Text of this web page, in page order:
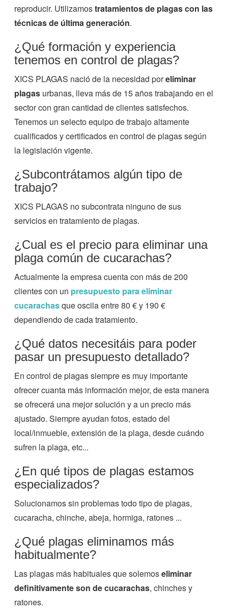
reproducir. Utilizamostratamientos de plagas con las
técnicas de última generación.
¿Qué formación y experiencia
tenemos en control de plagas?
XICS PLAGAS nació de la necesidad poreliminar
plagas urbanas, lleva más de 15 años trabajando en el
sector con gran cantidad de clientes satisfechos.
Tenemos un selecto equipo de trabajo altamente
cualificados y certificados en control de plagas según
la legislación vigente.
¿Subcontrátamos algún tipo de
trabajo?
XICS PLAGAS no subcontrata ninguno de sus
servicios en tratamiento de plagas.
¿Cual es el precio para eliminar una
plaga común de cucarachas?
Actualmente la empresa cuenta con más de 200
clientes con un presupuesto para eliminar
cucarachasque oscila entre 80 € y 190 €
dependiendo de cada tratamiento.
¿Qué datos necesitáis para poder
pasar un presupuesto detallado?
En control de plagas siempre es muy importante
ofrecer cuanta más información mejor, de esta manera
se ofrecerá una mejor solución y a un precio más
ajustado. Siempre ayudan fotos, estado del
local/inmueble, extensión de la plaga, desde cuándo
sufren la plaga, etc...
¿En qué tipos de plagas estamos
especializados?
Solucionamos sin problemas todo tipo de plagas,
cucaracha, chinche, abeja, hormiga, ratones ...
¿Qué plagas eliminamos más
habitualmente?
Las plagas más habituales que solemoseliminar
definitivamente son de cucarachas, chinches y
ratones.